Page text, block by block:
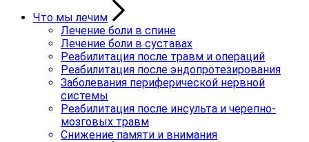
Что мы лечим
Лечение боли в спине
Лечение боли в суставах
Реабилитация после травм и операций
Реабилитация после эндопротезирования
Заболевания периферической нервной
системы
Реабилитация после инсульта и черепно-
мозговых травм
Снижение памяти и внимания